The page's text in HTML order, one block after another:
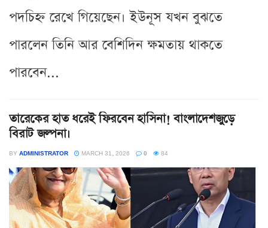
পদচিহ্ন রেখে গিয়েছেন। ইউনূস যখন বুঝতে
পারলেন তিনি আর বেশিদিন ক্ষমতায় থাকতে
পারবেন...
তারেকের হাত ধরেই ফিরবেন হাসিনা! বাংলাদেশজুড়ে
বিরাট জল্পনা।
BY ADMINISTRATOR MARCH 31, 2026 0 84